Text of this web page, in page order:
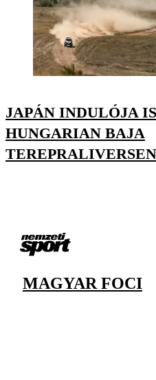
JAPÁN INDULÓJA
HUNGARIAN BAJA
MAGYAR FOCI